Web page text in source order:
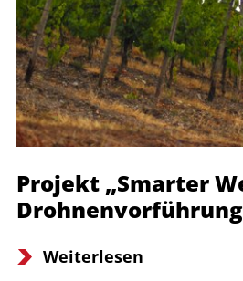
Projekt „Smarter
Weiterlesen